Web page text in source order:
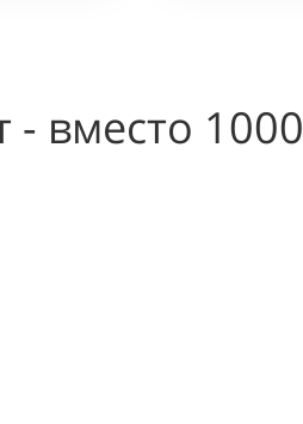
вместо